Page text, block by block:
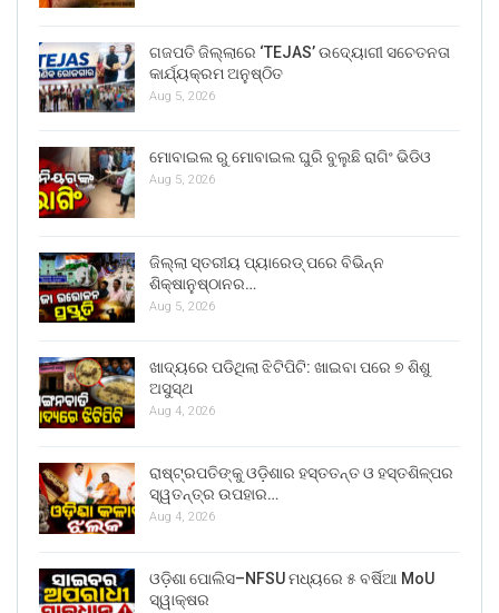
ଗଜପତି ଜିଲ୍ଲାରେ ‘TEJAS’ ଉଦ୍ୟୋଗୀ ସଚେତନତା
କାର୍ଯ୍ୟକ୍ରମ ଅନୁଷ୍ଠିତ
Aug 5, 2026
ମୋବାଇଲ ରୁ ମୋବାଇଲ ଘୁରି ବୁଲୁଛି ରାଗିଂ ଭିଡିଓ
Aug 5, 2026
ଜିଲ୍ଲା ସ୍ତରୀୟ ପ୍ୟାରେଡ୍ ପରେ ବିଭିନ୍ନ
ଶିକ୍ଷାନୁଷ୍ଠାନର…
Aug 5, 2026
ଖାଦ୍ୟରେ ପଡିଥିଲା ଝିଟିପିଟି: ଖାଇବା ପରେ ୭ ଶିଶୁ
ଅସୁସ୍ଥ
Aug 4, 2026
ରାଷ୍ଟ୍ରପତିଙ୍କୁ ଓଡ଼ିଶାର ହସ୍ତତନ୍ତ ଓ ହସ୍ତଶିଳ୍ପର
ସ୍ୱତନ୍ତ୍ର ଉପହାର…
Aug 4, 2026
ଓଡ଼ିଶା ପୋଲିସ–NFSU ମଧ୍ୟରେ ୫ ବର୍ଷିଆ MoU
ସ୍ୱାକ୍ଷର